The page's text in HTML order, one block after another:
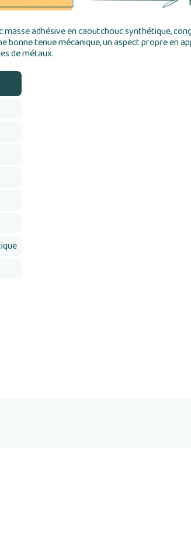
adhésive en caoutchouc synthétique,
tenue mécanique, un aspect propre en
de métaux.